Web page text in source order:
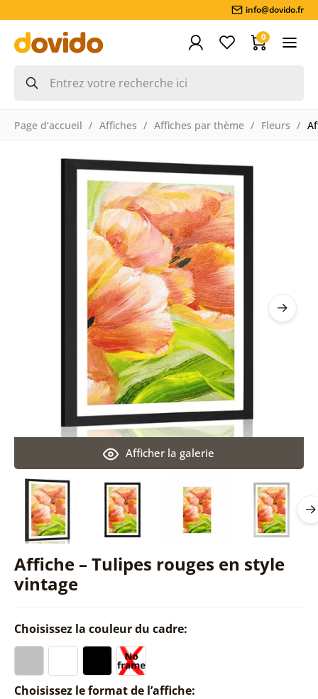
info@dovido.fr
0
Page d’accueil Affiches Affiches par thème Fleurs
Affiche – Tulipes rouges en style
vintage
Afficher la galerie
Choisissez la couleur du cadre:
Choisissez le format de l’affiche: